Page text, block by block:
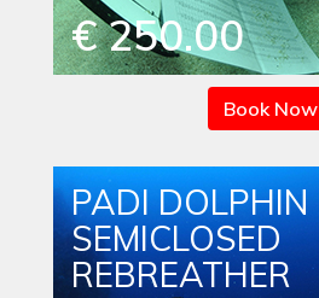
€ 250.00
Book Now
PADI DOLPHIN
SEMICLOSED
REBREATHER